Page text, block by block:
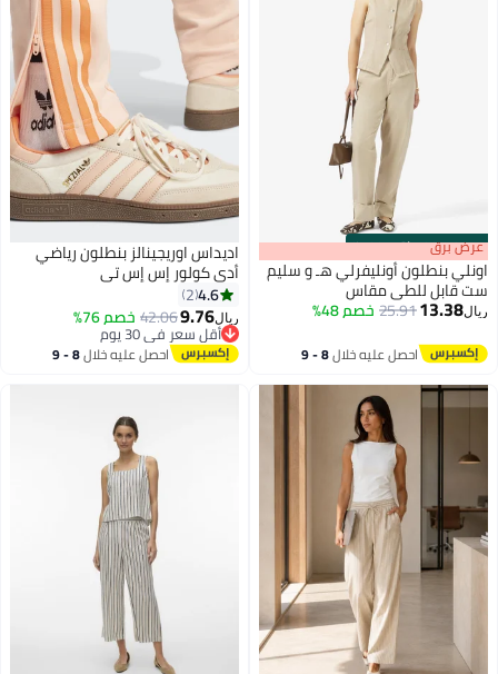
00m:00s
·باقي 100% عرض برق
اونلي بنطلون أونليفرلي هـ و سليم
ست قابل للطي مقاس
ريال13.38
25.91خصم 48%
احصل عليه خلال 8 - 9
اديداس اوريجينالز بنطلون رياضي
أدي كولور إس إس تي
4.6
2
ريال9.76
42.06خصم 76%
أقل سعر في 30 يوم
أقل سعر في 30 يوماحصل عليه خلال 8 - 9